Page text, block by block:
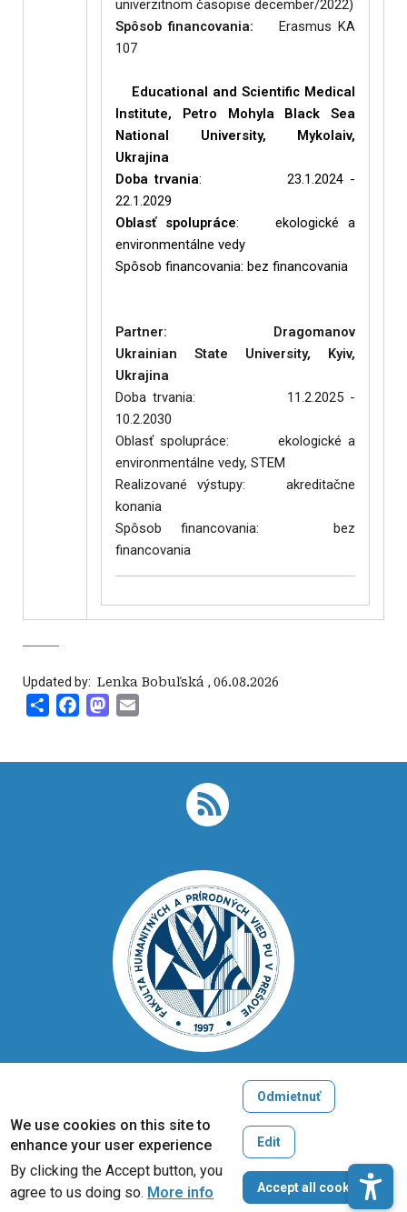
univerzitnom časopise december/2022)
Spôsob financovania: Erasmus KA
107
Educational and Scientific Medical
Institute, Petro Mohyla Black Sea
National University, Mykolaiv,
Ukrajina
Doba trvania: 23.1.2024 -
22.1.2029
Oblasť spolupráce: ekologické a
environmentálne vedy
Spôsob financovania: bez financovania
Partner:
Dragomanov
Ukrainian State University, Kyiv,
Ukrajina
Doba trvania: 11.2.2025 -
10.2.2030
Oblasť spolupráce: ekologické a
environmentálne vedy, STEM
Realizované výstupy: akreditačne
konania
Spôsob financovania: bez
financovania
Updated by: ‍ Lenka Bobuľská , 06.08.2026
Share FacebookMastodon
Copyright © 2005-2026
University of Prešov in Prešov
Created by
ActivIT
We use cookies on this site to
enhance your user experience
By clicking the Accept button, you
agree to us doing so. More info
Odmietnuť
Edit
Accept all cookies